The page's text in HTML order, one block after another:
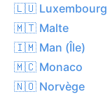
🇱🇺 Luxembourg
🇲🇹 Malte
🇮🇲 Man (Île)
🇲🇨 Monaco
🇳🇴 Norvège